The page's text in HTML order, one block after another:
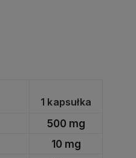
1 kapsułka
500 mg
10 mg